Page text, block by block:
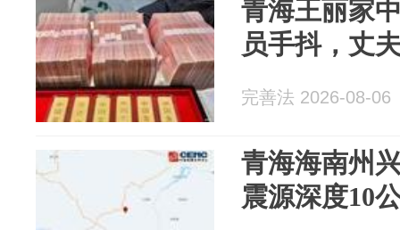
青海王丽家
员手抖，丈
完善法 2026-08-06
青海海南州
震源深度10